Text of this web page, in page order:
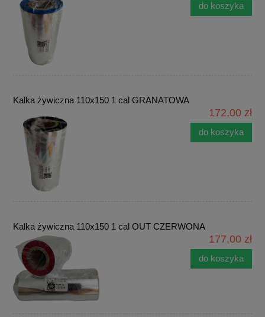
do koszyka
Kalka żywiczna 110x150 1 cal GRANATOWA
172,00 zł
do koszyka
Kalka żywiczna 110x150 1 cal OUT CZERWONA
177,00 zł
do koszyka